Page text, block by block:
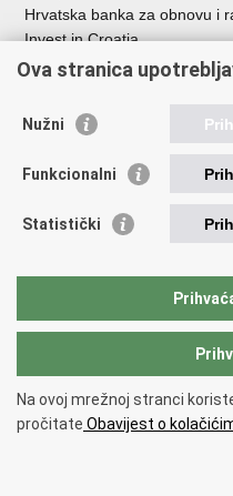
Hrvatska banka za obnovu i
Invest in Croatia
Europska banka za obnovu i
Središnja agencija za
Institucije i javne
Ministarstva
Agencija za ugljikovodike
Hrvatska agencija za malo
Državni zavod za mjeriteljstvo
Povratak na vrh
Copyright © 2026 Ministarstvo
Ova stranica
Nužni
Funkcionalni
Statistički
Na ovoj mrežnoj stranci
pročitate Obavijest o